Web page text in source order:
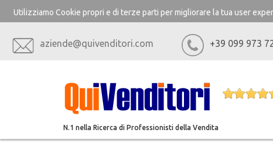
Utilizziamo Cookie propri e di terze parti per migliorare la tua user
aziende@quivenditori.com +39 099 973
N.1 nella Ricerca di Professionisti della Vendita